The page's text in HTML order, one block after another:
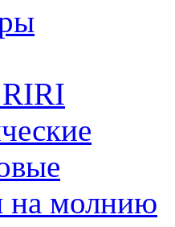
на молнию